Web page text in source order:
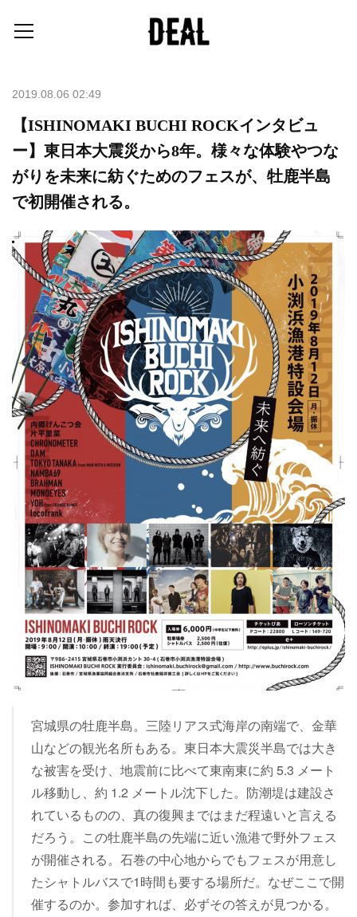
2019.08.06 02:49
【ISHINOMAKI BUCHI ROCKインタビュ
ー】東日本大震災から8年。様々な体験やつな
がりを未来に紡ぐためのフェスが、牡鹿半島
で初開催される。
宮城県の牡鹿半島。三陸リアス式海岸の南端で、金華
山などの観光名所もある。東日本大震災半島では大き
な被害を受け、地震前に比べて東南東に約 5.3 メート
ル移動し、約 1.2 メートル沈下した。防潮堤は建設さ
れているものの、真の復興まではまだ程遠いと言える
だろう。この牡鹿半島の先端に近い漁港で野外フェス
が開催される。石巻の中心地からでもフェスが用意し
たシャトルバスで1時間も要する場所だ。なぜここで開
催するのか。参加すれば、必ずその答えが見つかる。